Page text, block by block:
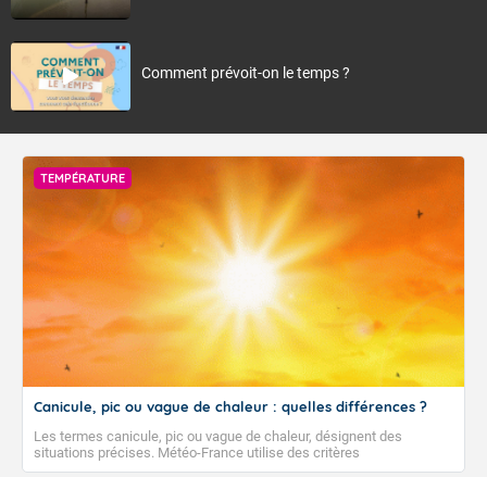
Comment prévoit-on le temps ?
TEMPÉRATURE
Canicule, pic ou vague de chaleur : quelles différences ?
Les termes canicule, pic ou vague de chaleur, désignent des
situations précises. Météo-France utilise des critères
climatologiques pour évaluer et qualifier les épisodes de chaleur qui